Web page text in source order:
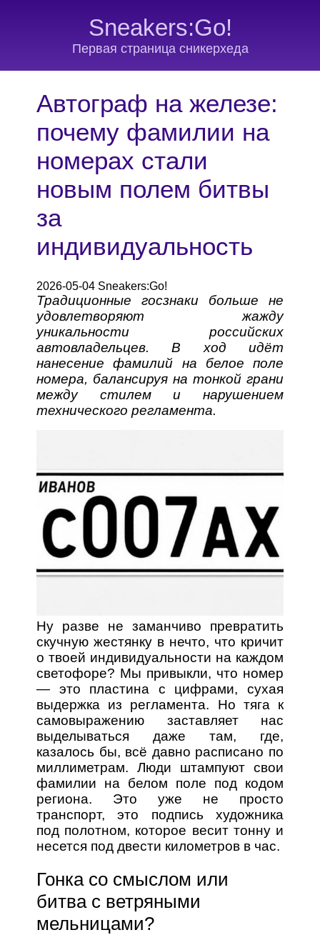
Sneakers:Go!
Первая страница сникерхеда
Автограф на железе:
почему фамилии на
номерах стали
новым полем битвы
за
индивидуальность
2026-05-04 Sneakers:Go!
Традиционные госзнаки больше не
удовлетворяют жажду
уникальности российских
автовладельцев. В ход идёт
нанесение фамилий на белое поле
номера, балансируя на тонкой грани
между стилем и нарушением
технического регламента.
Ну разве не заманчиво превратить
скучную жестянку в нечто, что кричит
о твоей индивидуальности на каждом
светофоре? Мы привыкли, что номер
— это пластина с цифрами, сухая
выдержка из регламента. Но тяга к
самовыражению заставляет нас
выделываться даже там, где,
казалось бы, всё давно расписано по
миллиметрам. Люди штампуют свои
фамилии на белом поле под кодом
региона. Это уже не просто
транспорт, это подпись художника
под полотном, которое весит тонну и
несется под двести километров в час.
Гонка со смыслом или
битва с ветряными
мельницами?